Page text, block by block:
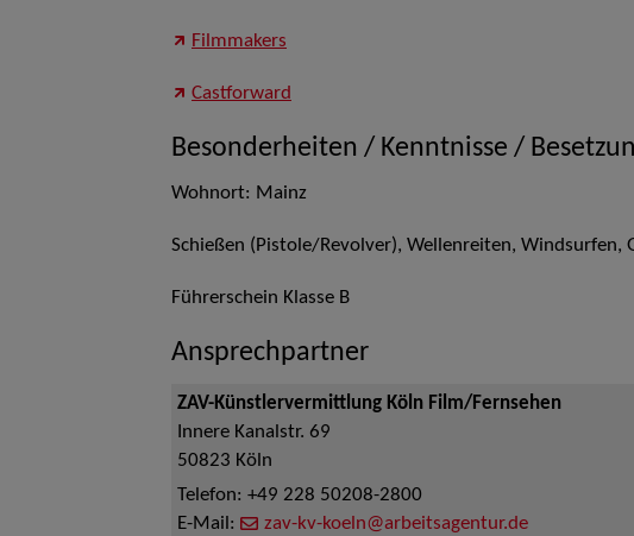
Filmmakers
Castforward
Besonderheiten / Kenntnisse /
Wohnort: Mainz
Schießen (Pistole/Revolver), Wellenreiten, Windsurfen,
Führerschein Klasse B
Ansprechpartner
ZAV-Künstlervermittlung Köln Film/Fernsehen
Innere Kanalstr. 69
50823 Köln
Telefon: +49 228 50208-2800
E-Mail:
zav-kv-koeln@arbeitsagentur.de